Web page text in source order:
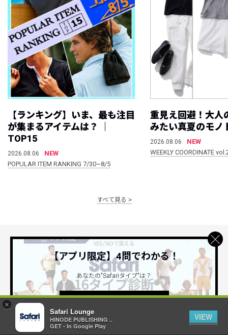
×
Safari Lounge
HINODE PUBLISHING ..
GET - In Google Play
VIEW
【ランキング】いま、最も注目
が集まるアイテムは？ ｜
TOP15
2026.08.06
NEW
POPULAR ITEM RANKING 7/30~8/5
重見え回避！大人
みたい真夏のモノ
2026.08.06
NEW
WEEKLY COORDINATE
すべて見る
公式SNSアカウント
【アプリ限定】4問でわかる！
あなたの"Safariタイプ"は？
詳しくはこちら ＞